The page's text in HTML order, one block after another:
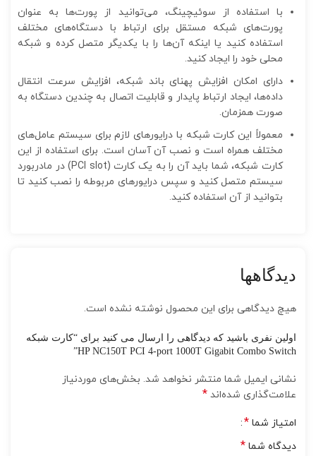
با استفاده از سوئیچینگ، می‌توانید از پورت‌ها به عنوان
پورت‌های شبکه مستقل برای ارتباط با دستگاه‌های مختلف
استفاده کنید یا اینکه آن‌ها را با یکدیگر متصل کرده و شبکه
محلی خود را ایجاد کنید.
دارای امکان افزایش پهنای باند شبکه، افزایش سرعت انتقال
داده‌ها، ایجاد ارتباط پایدار و قابلیت اتصال به چندین دستگاه به
صورت همزمان.
معمولاً این کارت شبکه با درایورهای لازم برای سیستم‌ عامل‌های
مختلف همراه است و نصب آن آسان است. برای استفاده از این
کارت شبکه، شما باید آن را به یک کارت (PCI slot) در مادربورد
سیستم متصل کنید و سپس درایورهای مربوطه را نصب کنید تا
بتوانید از آن استفاده کنید.
دیدگاهها
هیچ دیدگاهی برای این محصول نوشته نشده است.
اولین نفری باشید که دیدگاهی را ارسال می کنید برای “کارت شبکه
HP NC150T PCI 4-port 1000T Gigabit Combo Switch”
نشانی ایمیل شما منتشر نخواهد شد. بخش‌های موردنیاز
علامت‌گذاری شده‌اند *
امتیاز شما *
دیدگاه شما *